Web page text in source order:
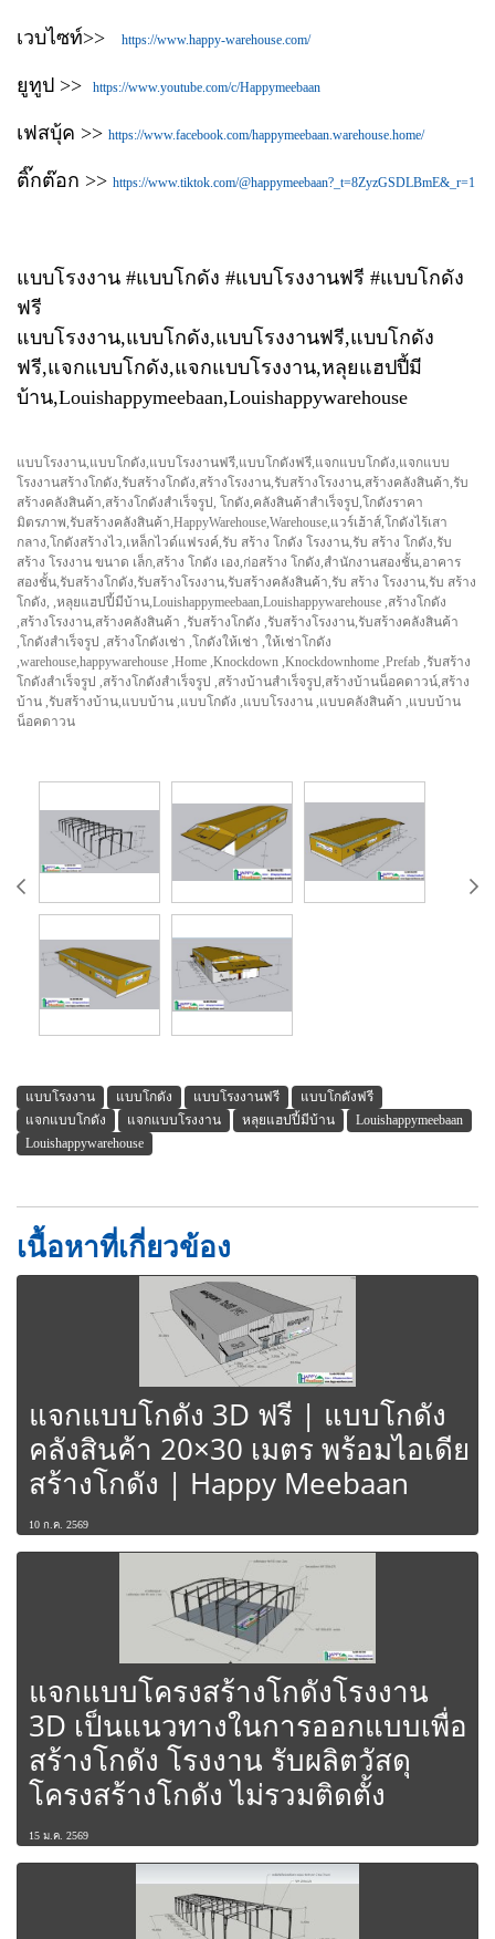
เวบไซท์>> https://www.happy-warehouse.com/
ยูทูป >> https://www.youtube.com/c/Happymeebaan
เฟสบุ้ค >> https://www.facebook.com/happymeebaan.warehouse.home/
ติ๊กต๊อก >> https://www.tiktok.com/@happymeebaan?_t=8ZyzGSDLBmE&_r=1
แบบโรงงาน #แบบโกดัง #แบบโรงงานฟรี #แบบโกดัง
ฟรี
แบบโรงงาน,แบบโกดัง,แบบโรงงานฟรี,แบบโกดัง
ฟรี,แจกแบบโกดัง,แจกแบบโรงงาน,หลุยแฮปปี้มี
บ้าน,Louishappymeebaan,Louishappywarehouse
แบบโรงงาน,แบบโกดัง,แบบโรงงานฟรี,แบบโกดังฟรี,แจกแบบโกดัง,แจกแบบ
โรงงานสร้างโกดัง,รับสร้างโกดัง,สร้างโรงงาน,รับสร้างโรงงาน,สร้างคลังสินค้า,รับ
สร้างคลังสินค้า,สร้างโกดังสำเร็จรูป, โกดัง,คลังสินค้าสำเร็จรูป,โกดังราคา
มิตรภาพ,รับสร้างคลังสินค้า,HappyWarehouse,Warehouse,แวร์เฮ้าส์,โกดังไร้เสา
กลาง,โกดังสร้างไว,เหล็กไวด์แฟรงค์,รับ สร้าง โกดัง โรงงาน,รับ สร้าง โกดัง,รับ
สร้าง โรงงาน ขนาด เล็ก,สร้าง โกดัง เอง,ก่อสร้าง โกดัง,สำนักงานสองชั้น,อาคาร
สองชั้น,รับสร้างโกดัง,รับสร้างโรงงาน,รับสร้างคลังสินค้า,รับ สร้าง โรงงาน,รับ สร้าง
โกดัง, ,หลุยแฮปปี้มีบ้าน,Louishappymeebaan,Louishappywarehouse ,สร้างโกดัง
,สร้างโรงงาน,สร้างคลังสินค้า ,รับสร้างโกดัง ,รับสร้างโรงงาน,รับสร้างคลังสินค้า
,โกดังสำเร็จรูป ,สร้างโกดังเช่า ,โกดังให้เช่า ,ให้เช่าโกดัง
,warehouse,happywarehouse ,Home ,Knockdown ,Knockdownhome ,Prefab ,รับสร้าง
โกดังสำเร็จรูป ,สร้างโกดังสำเร็จรูป ,สร้างบ้านสำเร็จรูป,สร้างบ้านน็อคดาวน์,สร้าง
บ้าน ,รับสร้างบ้าน,แบบบ้าน ,แบบโกดัง ,แบบโรงงาน ,แบบคลังสินค้า ,แบบบ้าน
น็อคดาวน
แบบโรงงาน แบบโกดัง แบบโรงงานฟรี
แบบโกดังฟรี
แจกแบบโกดัง
แจกแบบโรงงาน หลุยแฮปปี้มีบ้าน
Louishappymeebaan
Louishappywarehouse
เนื้อหาที่เกี่ยวข้อง
แจกแบบโกดัง 3D ฟรี | แบบโกดัง
คลังสินค้า 20×30 เมตร พร้อมไอเดีย
สร้างโกดัง | Happy Meebaan
10 ก.ค. 2569
แจกแบบโครงสร้างโกดังโรงงาน
3D เป็นแนวทางในการออกแบบเพื่อ
สร้างโกดัง โรงงาน รับผลิตวัสดุ
โครงสร้างโกดัง ไม่รวมติดตั้ง
15 ม.ค. 2569